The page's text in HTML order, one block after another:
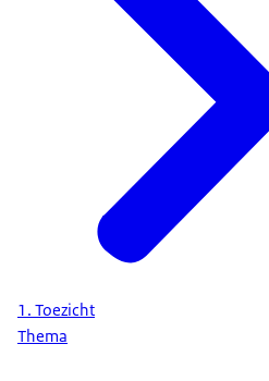
landelijk beeld te krijgen.
Maar als de inspecteur
risico’s ziet, kan hij of zij
kwaliteitsonderzoek te
Zo houden we als
gaten hoe het ervoor staat
onderwijskwaliteit.
Ieder jaar weer, het hele
En waar het nodig is doen
opdracht om
1. Toezicht
Thema